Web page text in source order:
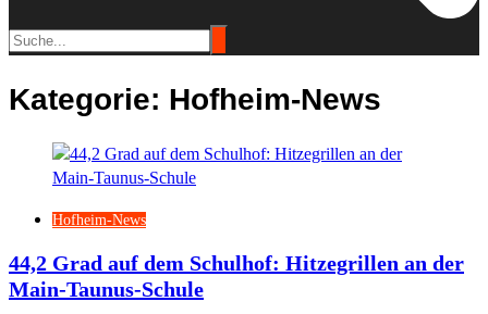
Kategorie: Hofheim-News
Hofheim-News
44,2 Grad auf dem Schulhof: Hitzegrillen an der
Main-Taunus-Schule